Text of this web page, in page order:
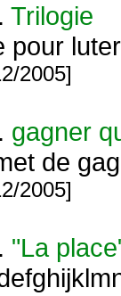
Trilogie
pour
2005]
gagner
de
2005]
"La